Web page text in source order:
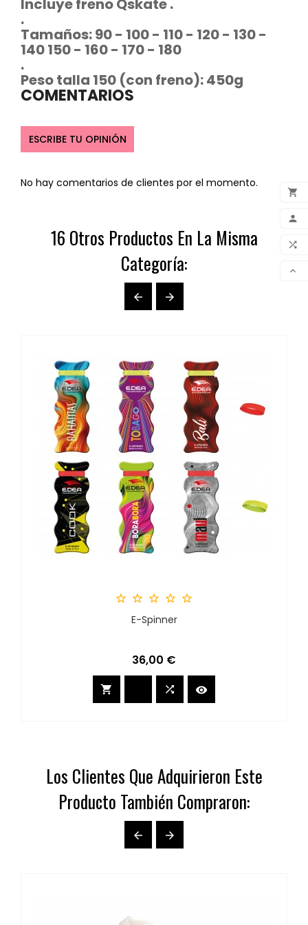




Incluye freno Qskate .
.
Tamaños: 90 - 100 - 110 - 120 - 130 -
140 150 - 160 - 170 - 180
.
Peso talla 150 (con freno): 450g
COMENTARIOS
ESCRIBE TU OPINIÓN
No hay comentarios de clientes por el momento.
16 Otros Productos En La Misma
Categoría:
 
    
E-Spinner
Precio
36,00 €
  
Los Clientes Que Adquirieron Este
Producto También Compraron:
 